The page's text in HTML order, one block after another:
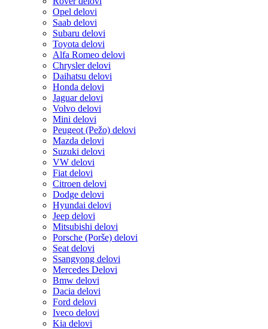
Opel delovi
Saab delovi
Subaru delovi
Toyota delovi
Alfa Romeo delovi
Chrysler delovi
Daihatsu delovi
Honda delovi
Jaguar delovi
Volvo delovi
Mini delovi
Peugeot (Pežo) delovi
Mazda delovi
Suzuki delovi
VW delovi
Fiat delovi
Citroen delovi
Dodge delovi
Hyundai delovi
Jeep delovi
Mitsubishi delovi
Porsche (Porše) delovi
Seat delovi
Ssangyong delovi
Mercedes Delovi
Bmw delovi
Dacia delovi
Ford delovi
Iveco delovi
Kia delovi